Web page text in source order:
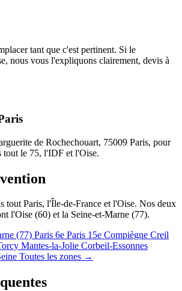
tant que c'est pertinent. Si le
nous vous l'expliquons clairement, devis à
de Rochechouart, 75009 Paris, pour
tout le 75, l'IDF et l'Oise.
tout Paris, l'Île-de-France et l'Oise. Nos deux
l'Oise (60) et la Seine-et-Marne (77).
(77) Paris 6e Paris 15e Compiègne Creil
Mantes-la-Jolie Corbeil-Essonnes
Toutes les zones →